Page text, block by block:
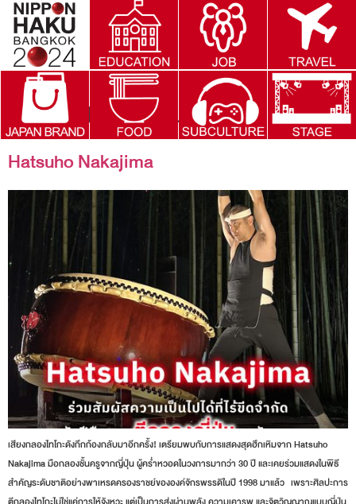
Show date:31AUG2024
Hatsuho Nakajima
เสียงกลองไทโกะดังกึกก้องกลับมาอีกครั้ง! เตรียมพบกับการแสดงสุดฮึกเหิมจาก Hatsuho